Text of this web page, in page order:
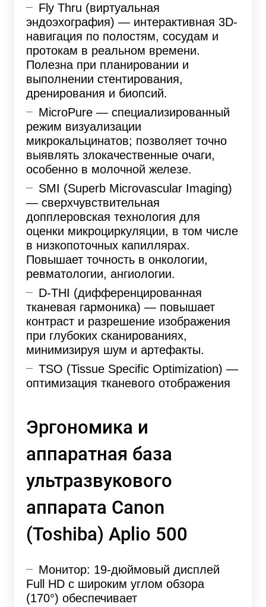
Fly Thru (виртуальная
эндоэхография) — интерактивная 3D-
навигация по полостям, сосудам и
протокам в реальном времени.
Полезна при планировании и
выполнении стентирования,
дренирования и биопсий.
MicroPure — специализированный
режим визуализации
микрокальцинатов; позволяет точно
выявлять злокачественные очаги,
особенно в молочной железе.
SMI (Superb Microvascular Imaging)
— сверхчувствительная
допплеровская технология для
оценки микроциркуляции, в том числе
в низкопоточных капиллярах.
Повышает точность в онкологии,
ревматологии, ангиологии.
D-THI (дифференцированная
тканевая гармоника) — повышает
контраст и разрешение изображения
при глубоких сканированиях,
минимизируя шум и артефакты.
TSO (Tissue Specific Optimization) —
оптимизация тканевого отображения
Эргономика и
аппаратная база
ультразвукового
аппарата Canon
(Toshiba) Aplio 500
Монитор: 19-дюймовый дисплей
Full HD с широким углом обзора
(170°) обеспечивает